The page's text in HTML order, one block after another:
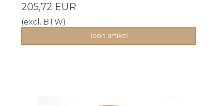
205,72 EUR
(excl. BTW)
Toon artikel